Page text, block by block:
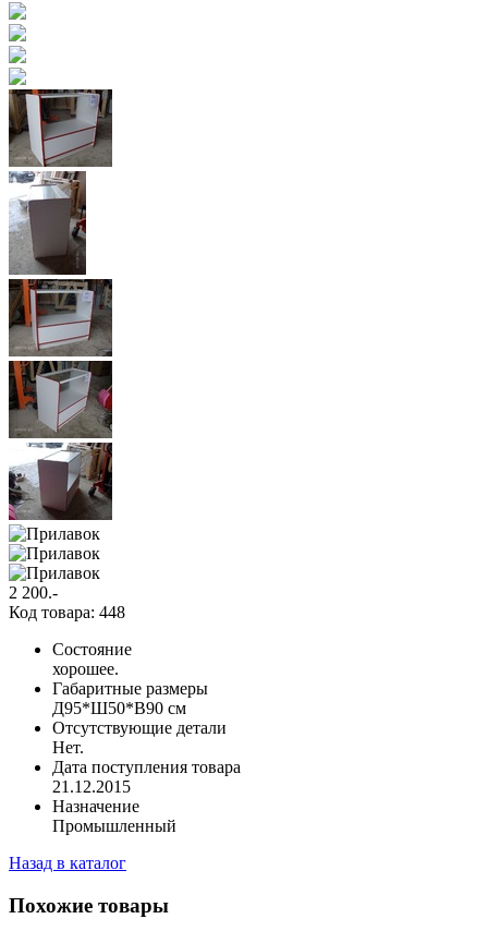
2 200.-
Код товара: 448
Состояние
хорошее.
Габаритные размеры
Д95*Ш50*В90 см
Отсутствующие детали
Нет.
Дата поступления товара
21.12.2015
Назначение
Промышленный
Назад в каталог
Похожие товары